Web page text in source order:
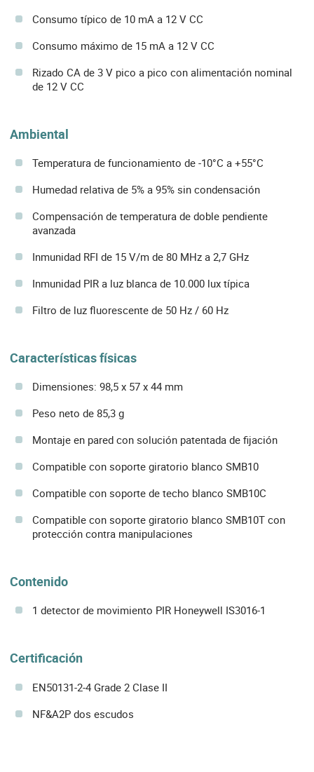
Consumo típico de 10 mA a 12 V CC
Consumo máximo de 15 mA a 12 V CC
Rizado CA de 3 V pico a pico con alimentación nominal
de 12 V CC
Ambiental
Temperatura de funcionamiento de -10°C a +55°C
Humedad relativa de 5% a 95% sin condensación
Compensación de temperatura de doble pendiente
avanzada
Inmunidad RFI de 15 V/m de 80 MHz a 2,7 GHz
Inmunidad PIR a luz blanca de 10.000 lux típica
Filtro de luz fluorescente de 50 Hz / 60 Hz
Características físicas
Dimensiones: 98,5 x 57 x 44 mm
Peso neto de 85,3 g
Montaje en pared con solución patentada de fijación
Compatible con soporte giratorio blanco SMB10
Compatible con soporte de techo blanco SMB10C
Compatible con soporte giratorio blanco SMB10T con
protección contra manipulaciones
Contenido
1 detector de movimiento PIR Honeywell IS3016-1
Certificación
EN50131-2-4 Grade 2 Clase II
NF&A2P dos escudos